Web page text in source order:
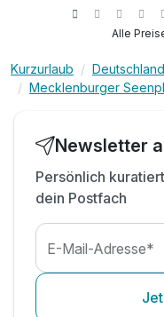
inkl. WLANAlle
Kurzurlaub Deutschland
Mecklenburger
Newsletter
Persönlich
dein Postfach
E-Mail-Adresse*